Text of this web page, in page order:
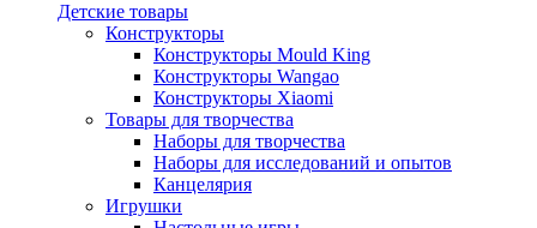
Детские товары
Конструкторы
Конструкторы Mould King
Конструкторы Wangao
Конструкторы Xiaomi
Товары для творчества
Наборы для творчества
Наборы для исследований и опытов
Канцелярия
Игрушки